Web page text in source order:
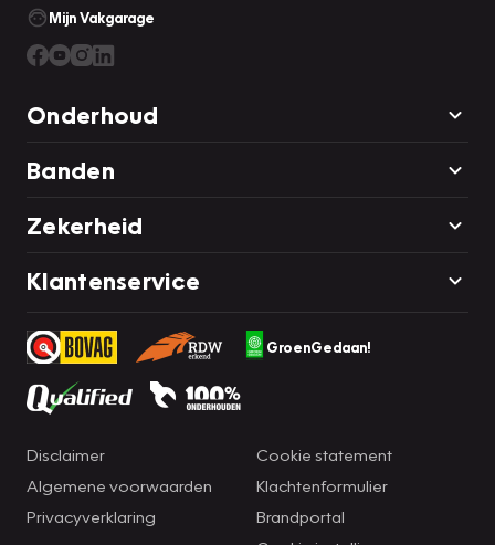
Mijn Vakgarage
Onderhoud
Banden
Zekerheid
Klantenservice
GroenGedaan!
Disclaimer
Algemene voorwaarden
Privacyverklaring
Cookie statement
Klachtenformulier
Brandportal